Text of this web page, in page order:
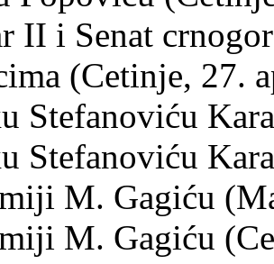
II i Senat
(Cetinje, 27.
Stefanoviću
Stefanoviću
M. Gagiću
M. Gagiću